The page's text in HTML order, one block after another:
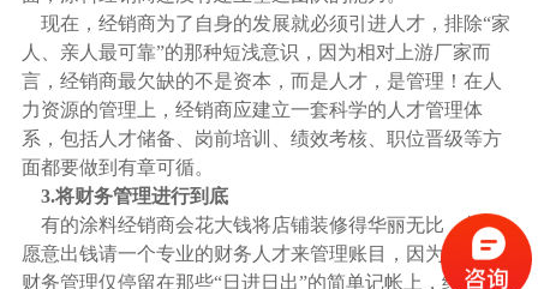
现在，经销商为了自身的发展就必须引进人才，排除“家
人、亲人最可靠”的那种短浅意识，因为相对上游厂家而
言，经销商最欠缺的不是资本，而是人才，是管理！在人
力资源的管理上，经销商应建立一套科学的人才管理体
系，包括人才储备、岗前培训、绩效考核、职位晋级等方
面都要做到有章可循。
3.将财务管理进行到底
有的涂料经销商会花大钱将店铺装修得华丽无比，却不
愿意出钱请一个专业的财务人才来管理账目，因为他们的
财务管理仅停留在那些“日进日出”的简单记帐上，经营开